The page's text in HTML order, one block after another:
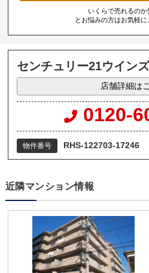
いくらで売れるのか
とお悩みの方はお気軽に
センチュリー21ウイン
店舗詳細は
0120-
物件番号 RHS-122703-17246
近隣マンション情報